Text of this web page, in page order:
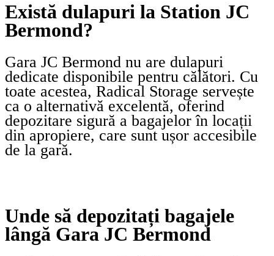
Există dulapuri la Station JC
Bermond?
Gara JC Bermond nu are dulapuri
dedicate disponibile pentru călători. Cu
toate acestea, Radical Storage servește
ca o alternativă excelentă, oferind
depozitare sigură a bagajelor în locații
din apropiere, care sunt ușor accesibile
de la gară.
Unde să depozitați bagajele
lângă Gara JC Bermond